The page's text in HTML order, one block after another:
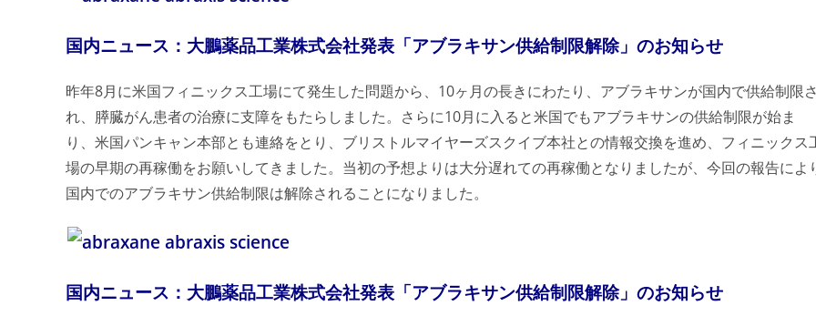
国内ニュース：大鵬薬品工業株式会社発表「アブラキサン供給制限解除」のお知らせ
昨年8月に米国フィニックス工場にて発生した問題から、10ヶ月の長きにわたり、アブラキサンが国内で供給制限さ
れ、膵臓がん患者の治療に支障をもたらしました。さらに10月に入ると米国でもアブラキサンの供給制限が始ま
り、米国パンキャン本部とも連絡をとり、ブリストルマイヤーズスクイブ本社との情報交換を進め、フィニックス
場の早期の再稼働をお願いしてきました。当初の予想よりは大分遅れての再稼働となりましたが、今回の報告によ
国内でのアブラキサン供給制限は解除されることになりました。
国内ニュース：大鵬薬品工業株式会社発表「アブラキサン供給制限解除」のお知らせ